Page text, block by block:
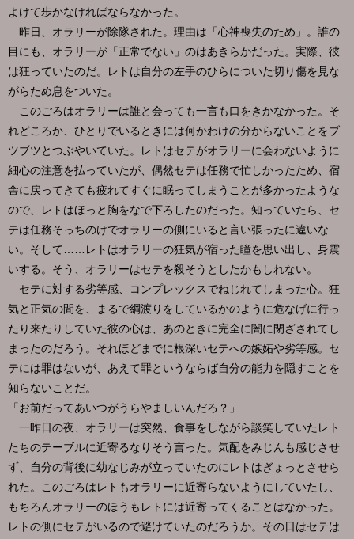
よけて歩かなければならなかった。
昨日、オラリーが除隊された。理由は「心神喪失のため」。誰の
目にも、オラリーが「正常でない」のはあきらかだった。実際、彼
は狂っていたのだ。レトは自分の左手のひらについた切り傷を見な
がらため息をついた。
このごろはオラリーは誰と会っても一言も口をきかなかった。そ
れどころか、ひとりでいるときには何かわけの分からないことをブ
ツブツとつぶやいていた。レトはセテがオラリーに会わないように
細心の注意を払っていたが、偶然セテは任務で忙しかったため、宿
舎に戻ってきても疲れてすぐに眠ってしまうことが多かったような
ので、レトはほっと胸をなで下ろしたのだった。知っていたら、セ
テは任務そっちのけでオラリーの側にいると言い張ったに違いな
い。そして……レトはオラリーの狂気が宿った瞳を思い出し、身震
いする。そう、オラリーはセテを殺そうとしたかもしれない。
セテに対する劣等感、コンプレックスでねじれてしまった心。狂
気と正気の間を、まるで綱渡りをしているかのように危なげに行っ
たり来たりしていた彼の心は、あのときに完全に闇に閉ざされてし
まったのだろう。それほどまでに根深いセテへの嫉妬や劣等感。セ
テには罪はないが、あえて罪というならば自分の能力を隠すことを
知らないことだ。
「お前だってあいつがうらやましいんだろ？」
一昨日の夜、オラリーは突然、食事をしながら談笑していたレト
たちのテーブルに近寄るなりそう言った。気配をみじんも感じさせ
ず、自分の背後に幼なじみが立っていたのにレトはぎょっとさせら
れた。このごろはレトもオラリーに近寄らないようにしていたし、
もちろんオラリーのほうもレトには近寄ってくることはなかった。
レトの側にセテがいるので避けていたのだろうか。その日はセテは